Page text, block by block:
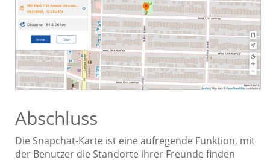
Abschluss
Die Snapchat-Karte ist eine aufregende Funktion, mit
der Benutzer die Standorte ihrer Freunde finden